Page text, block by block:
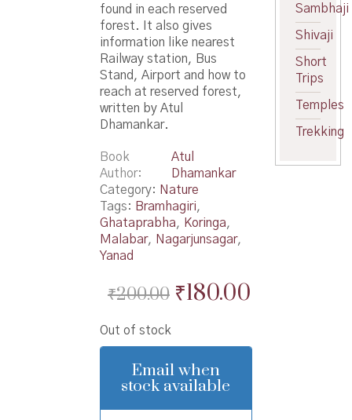
found in each reserved
forest. It also gives
information like nearest
Railway station, Bus
Stand, Airport and how to
reach at reserved forest,
written by Atul
Dhamankar.
Book
Author
Atul
Dhamankar
Category: Nature
Tags: Bramhagiri,
Ghataprabha, Koringa,
Malabar, Nagarjunsagar,
Yanad
₹200.00 Original
was:
₹200.00.
₹180.00Current
is:
Out of stock
Email when
stock available
Sambhaji
Shivaji
Short
Trips
Temples
Trekking